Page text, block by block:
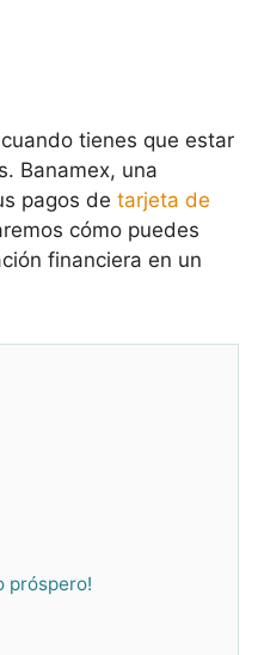
tienes que estar
Banamex, una
pagos de tarjeta de
cómo puedes
financiera en un
próspero!